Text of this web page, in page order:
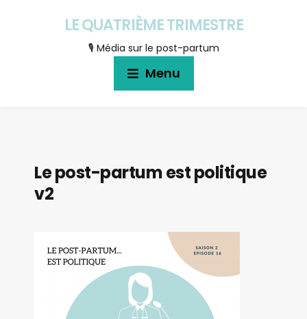
LE QUATRIÈME TRIMESTRE
🎙 Média sur le post-partum
Menu
Le post-partum est politique
v2